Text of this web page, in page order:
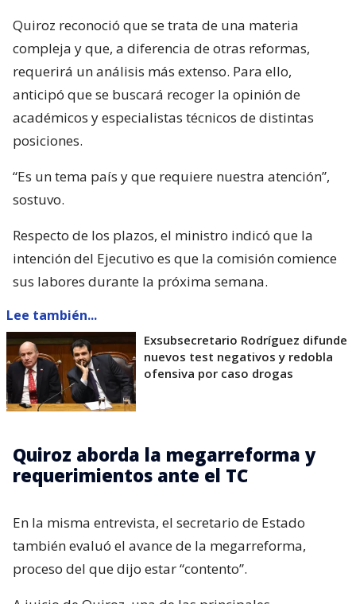
Quiroz reconoció que se trata de una materia
compleja y que, a diferencia de otras reformas,
requerirá un análisis más extenso. Para ello,
anticipó que se buscará recoger la opinión de
académicos y especialistas técnicos de distintas
posiciones.
“Es un tema país y que requiere nuestra atención”,
sostuvo.
Respecto de los plazos, el ministro indicó que la
intención del Ejecutivo es que la comisión comience
sus labores durante la próxima semana.
Lee también...
Exsubsecretario Rodríguez difunde
nuevos test negativos y redobla
ofensiva por caso drogas
Quiroz aborda la megarreforma y
requerimientos ante el TC
En la misma entrevista, el secretario de Estado
también evaluó el avance de la megarreforma,
proceso del que dijo estar “contento”.